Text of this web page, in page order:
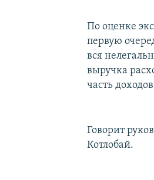
По оценке
первую
вся
выручка
часть
Говорит
Котлобай.